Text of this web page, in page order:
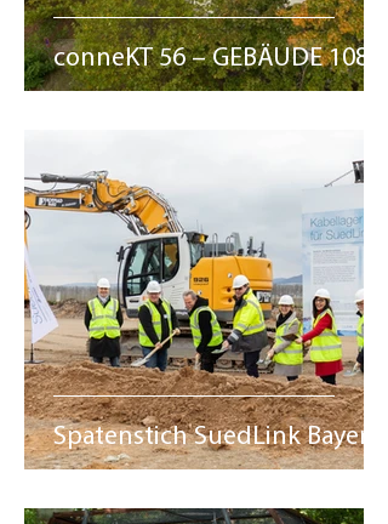
conneKT 56 – GEBÄUDE 108
Spatenstich SuedLink Bayern